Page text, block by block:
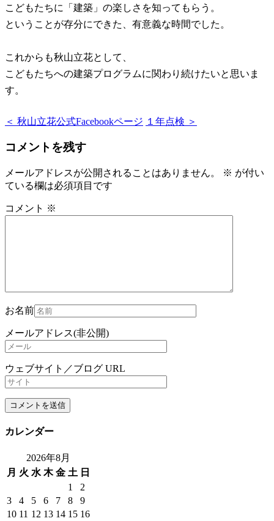
こどもたちに「建築」の楽しさを知ってもらう。
ということが存分にできた、有意義な時間でした。
これからも秋山立花として、
こどもたちへの建築プログラムに関わり続けたいと思いま
す。
＜ 秋山立花公式Facebookページ １年点検 ＞
コメントを残す
メールアドレスが公開されることはありません。 ※ が付い
ている欄は必須項目です
コメント ※
お名前
メールアドレス(非公開)
ウェブサイト／ブログ URL
カレンダー
2026年8月
月 火 水 木 金 土 日
1
2
3
4 5 6 7 8
9
10 11 12 13 14 15 16